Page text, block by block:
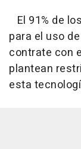
El 91% de
para el uso
contrate con
plantean
esta